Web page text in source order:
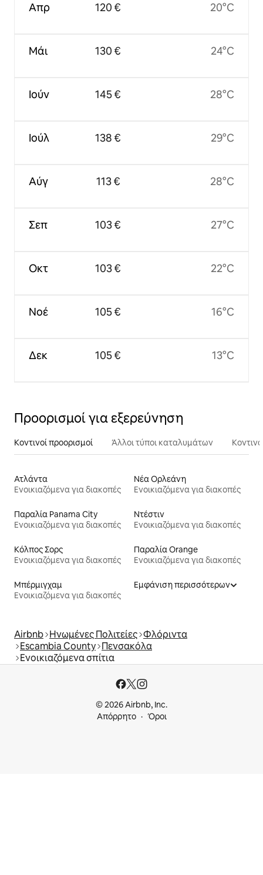
Απρ
Μάι
Ιούν
Ιούλ
Αύγ
Σεπ
Οκτ
Νοέ
Δεκ
120 €
130 €
145 €
138 €
113 €
103 €
103 €
105 €
105 €
20°C
24°C
28°C
29°C
28°C
27°C
22°C
16°C
13°C
Προορισμοί για εξερεύνηση
Κοντινοί προορισμοί Άλλοι τύποι καταλυμάτων
Ατλάντα
Ενοικιαζόμενα για διακοπές
Νέα Ορλεάνη
Ενοικιαζόμενα για διακοπές
Παραλία Panama City
Ενοικιαζόμενα για διακοπές
Ντέστιν
Ενοικιαζόμενα για διακοπές
Κόλπος Σορς
Ενοικιαζόμενα για διακοπές
Παραλία Orange
Ενοικιαζόμενα για διακοπές
Μπέρμιγχαμ
Ενοικιαζόμενα για διακοπές
Εμφάνιση περισσότερων
Airbnb Ηνωμένες Πολιτείες Φλόριντα
Escambia County Πενσακόλα
Ενοικιαζόμενα σπίτια
© 2026 Airbnb, Inc.
Απόρρητο
Όροι